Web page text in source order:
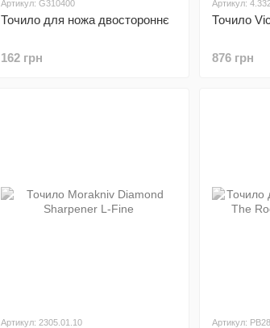
Артикул: G310400
Точило для ножа двостороннє
162 грн
Артикул:
Точило
876 грн
Артикул: 2305.01.10 Артикул: